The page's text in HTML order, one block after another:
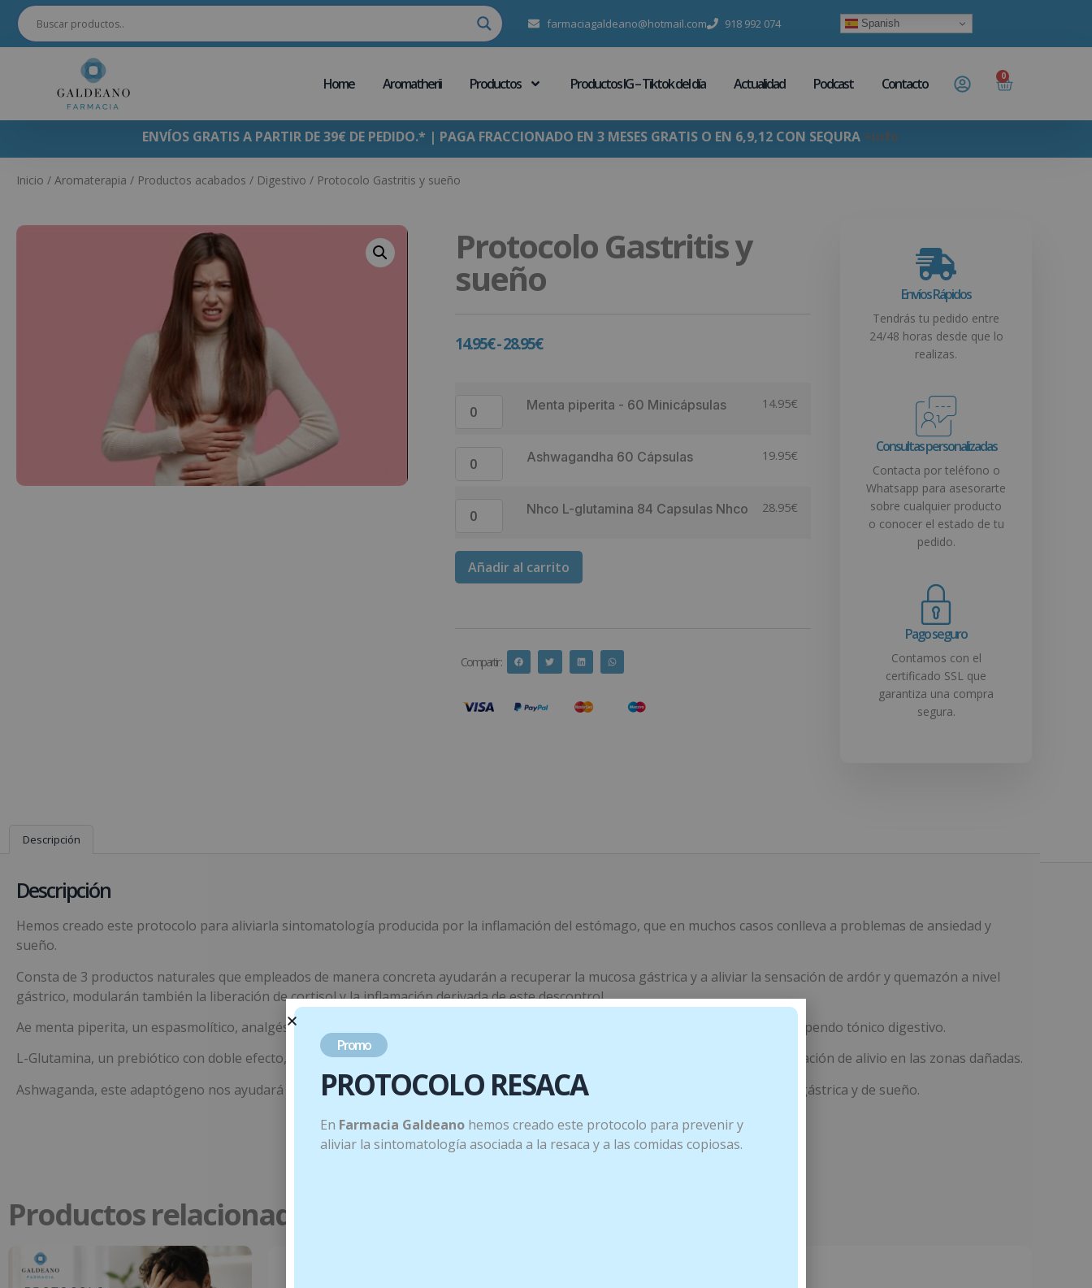
farmaciagaldeano@hotmail.com 918 992 074 Spanish
Home Aromatherii Productos Productos IG – Tiktok del día Actualidad Podcast Contacto 0
ENVÍOS GRATIS A PARTIR DE 39€ DE PEDIDO.* | PAGA FRACCIONADO EN 3 MESES GRATIS O EN 6,9,12 CON SEQURA +info
Inicio / Aromaterapia / Productos acabados / Digestivo / Protocolo Gastritis y sueño
Protocolo Gastritis y
sueño
14.95€-28.95€
Menta piperita - 60 Minicápsulas 14.95€
Ashwagandha 60 Cápsulas 19.95€
Nhco L-glutamina 84 Capsulas Nhco 28.95€
Añadir al carrito
Compartir :
Envíos Rápidos
Tendrás tu pedido entre
24/48 horas desde que lo
realizas.
Consultas personalizadas
Contacta por teléfono o
Whatsapp para asesorarte
sobre cualquier producto
o conocer el estado de tu
pedido.
Pago seguro
Contamos con el
certificado SSL que
garantiza una compra
segura.
Descripción
Descripción
Hemos creado este protocolo para aliviarla sintomatología producida por la inflamación del estómago, que en muchos casos conlleva a problemas de ansiedad y
sueño.
Consta de 3 productos naturales que empleados de manera concreta ayudarán a recuperar la mucosa gástrica y a aliviar la sensación de ardór y quemazón a nivel
gástrico, modularán también la liberación de cortisol y la inflamación derivada de este descontrol.
Ae menta piperita, un espasmolítico, analgésico y que genera una agradable sensación de frio al tomarlo. Siendo también un estupendo tónico digestivo.
L-Glutamina, un prebiótico con doble efecto, recuperará la mucosa gástrica y ayudará a que la flora se estabilice, generando sensación de alivio en las zonas dañadas.
Ashwaganda, este adaptógeno nos ayudará a controlar la ansiedad y los picos de cortisol, por lo que mejorará la sintomatología gástrica y de sueño.
Productos relacionados
Promo
PROTOCOLO RESACA
En Farmacia Galdeano hemos creado este protocolo para prevenir y
aliviar la sintomatología asociada a la resaca y a las comidas copiosas.